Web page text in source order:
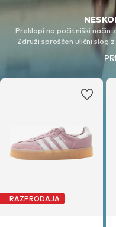
Preklopi na počitniški način
Združi sproščen ulični slog
ustvarjenih za gibanje s
Bild-
RAZPRODAJA